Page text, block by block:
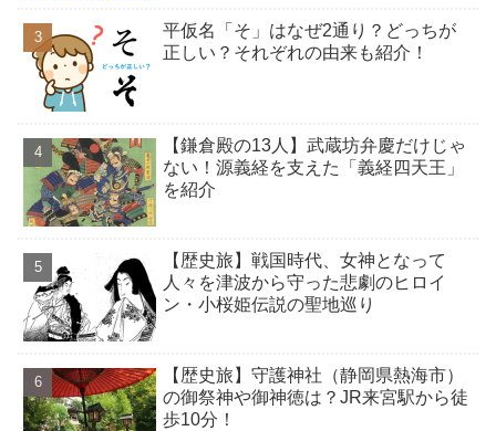
平仮名「そ」はなぜ2通り？どっちが
正しい？それぞれの由来も紹介！
【鎌倉殿の13人】武蔵坊弁慶だけじゃ
ない！源義経を支えた「義経四天王」
を紹介
【歴史旅】戦国時代、女神となって
人々を津波から守った悲劇のヒロイ
ン・小桜姫伝説の聖地巡り
【歴史旅】守護神社（静岡県熱海市）
の御祭神や御神徳は？JR来宮駅から徒
歩10分！